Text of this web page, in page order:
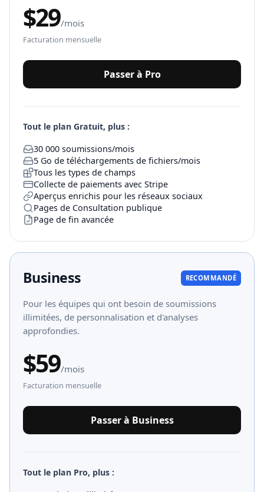
$29/mois
Facturation mensuelle
Passer à Pro
Tout le plan Gratuit, plus :
30 000 soumissions/mois
5 Go de téléchargements de fichiers/mois
Tous les types de champs
Collecte de paiements avec Stripe
Aperçus enrichis pour les réseaux sociaux
Pages de Consultation publique
Page de fin avancée
Business RECOMMANDÉ
Pour les équipes qui ont besoin de soumissions
illimitées, de personnalisation et d'analyses
approfondies.
$59/mois
Facturation mensuelle
Passer à Business
Tout le plan Pro, plus :